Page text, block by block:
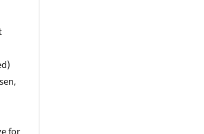
for